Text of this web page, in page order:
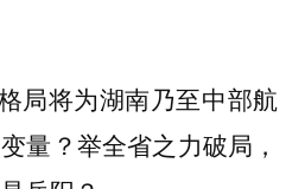
局将为湖南乃至中部航
量？举全省之力破局，